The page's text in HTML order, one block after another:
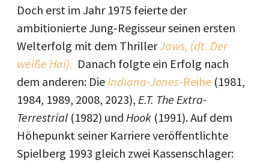
Doch erst im Jahr 1975 feierte der
ambitionierte Jung-Regisseur seinen ersten
Welterfolg mit dem ThrillerJaws, (dt. Der
weiße Hai). Danach folgte ein Erfolg nach
dem anderen: DieIndiana-Jones-Reihe (1981,
1984, 1989, 2008, 2023), E.T. The Extra-
Terrestrial (1982) und Hook (1991). Auf dem
Höhepunkt seiner Karriere veröffentlichte
Spielberg 1993 gleich zwei Kassenschlager: